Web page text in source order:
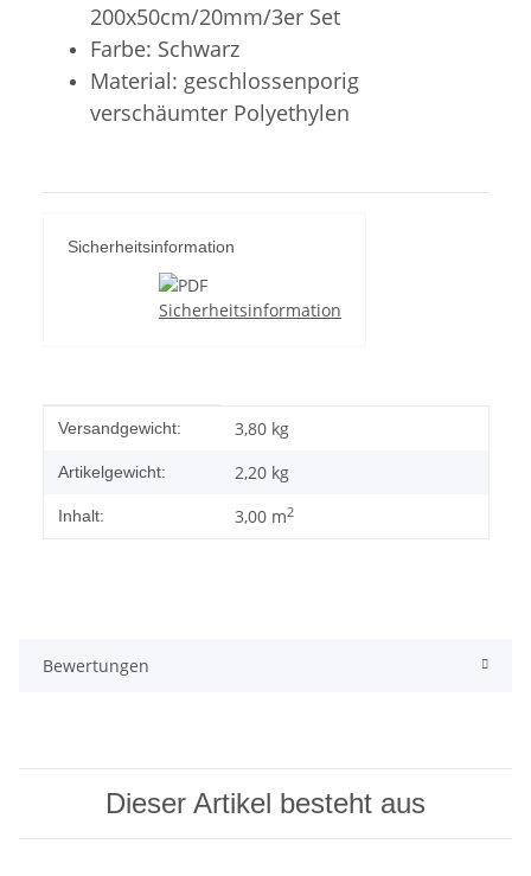
200x50cm/20mm/3er Set
Farbe: Schwarz
Material: geschlossenporig
verschäumter Polyethylen
Sicherheitsinformation
Sicherheitsinformation
Produkteigenschaft
Wert
Versandgewicht: 3,80 kg
Artikelgewicht: 2,20 kg
Inhalt: 3,00 m2
Bewertungen
Dieser Artikel besteht aus